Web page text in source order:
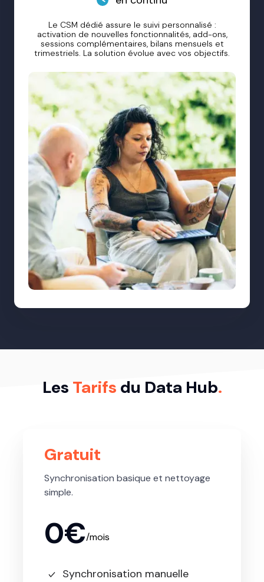
Le CSM dédié assure le suivi personnalisé :
activation de nouvelles fonctionnalités, add-ons,
sessions complémentaires, bilans mensuels et
trimestriels. La solution évolue avec vos objectifs.
Les Tarifs du Data Hub.
Gratuit
Synchronisation basique et nettoyage
simple.
0€/mois
Synchronisation manuelle